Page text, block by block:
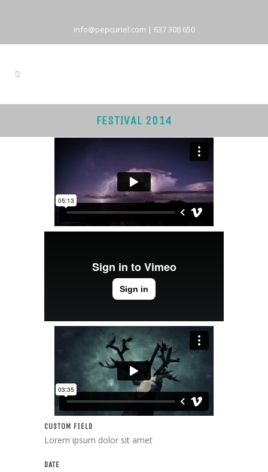
info@pepcuriel.com | 637 308 650
FESTIVAL 2014
CUSTOM FIELD
Lorem ipsum dolor sit amet
DATE